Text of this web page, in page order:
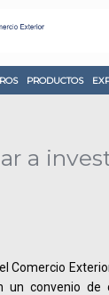
PRODUCTOS
a
Comercio
un convenio de